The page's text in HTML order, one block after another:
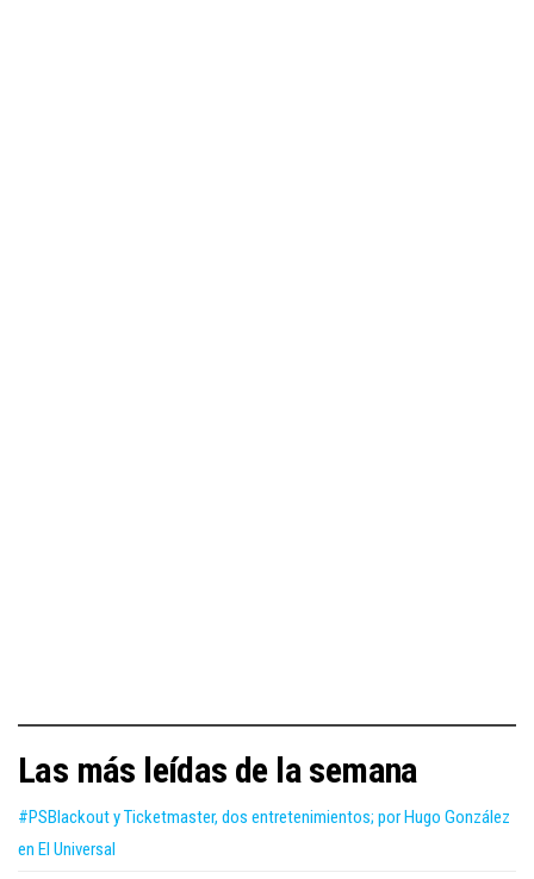
Las más leídas de la semana
#PSBlackout y Ticketmaster, dos entretenimientos; por Hugo González
en El Universal